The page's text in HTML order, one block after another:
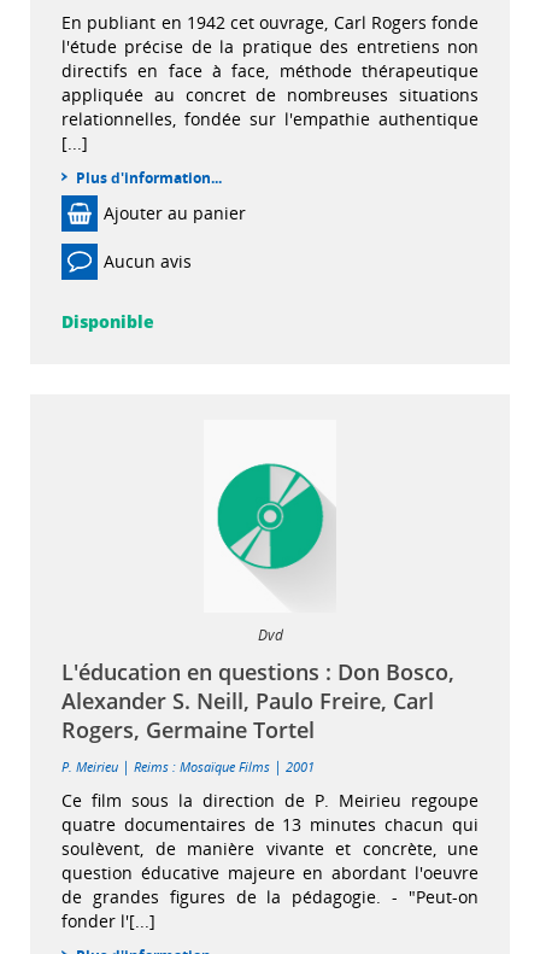
En publiant en 1942 cet ouvrage, Carl Rogers fonde
l'étude précise de la pratique des entretiens non
directifs en face à face, méthode thérapeutique
appliquée au concret de nombreuses situations
relationnelles, fondée sur l'empathie authentique
[...]
Plus d'information...
Ajouter au panier
Aucun avis
Disponible
Dvd
L'éducation en questions : Don Bosco,
Alexander S. Neill, Paulo Freire, Carl
Rogers, Germaine Tortel
P. Meirieu | Reims : Mosaïque Films | 2001
Ce film sous la direction de P. Meirieu regoupe
quatre documentaires de 13 minutes chacun qui
soulèvent, de manière vivante et concrète, une
question éducative majeure en abordant l'oeuvre
de grandes figures de la pédagogie. - "Peut-on
fonder l'[...]